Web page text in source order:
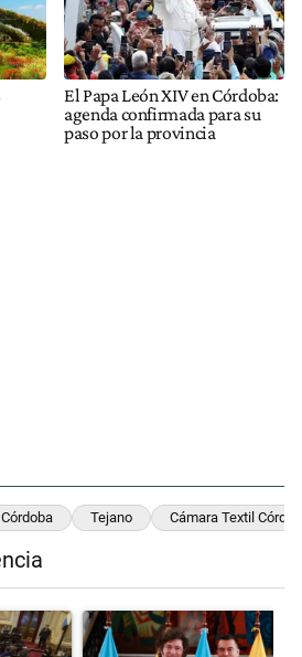
El Papa León XIV en Córdoba:
agenda confirmada para su
paso por la provincia
Tejano Cámara Textil
con el título "El Senado dio media sanción
Un artículo de tendencia con el